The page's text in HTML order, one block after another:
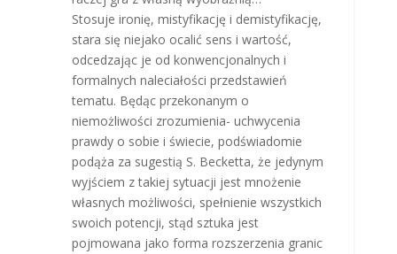
Stosuje ironię, mistyfikację i demistyfikację,
stara się niejako ocalić sens i wartość,
odcedzając je od konwencjonalnych i
formalnych naleciałości przedstawień
tematu. Będąc przekonanym o
niemożliwości zrozumienia- uchwycenia
prawdy o sobie i świecie, podświadomie
podąża za sugestią S. Becketta, że jedynym
wyjściem z takiej sytuacji jest mnożenie
własnych możliwości, spełnienie wszystkich
swoich potencji, stąd sztuka jest
pojmowana jako forma rozszerzenia granic